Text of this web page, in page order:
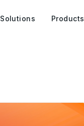
Solutions Products